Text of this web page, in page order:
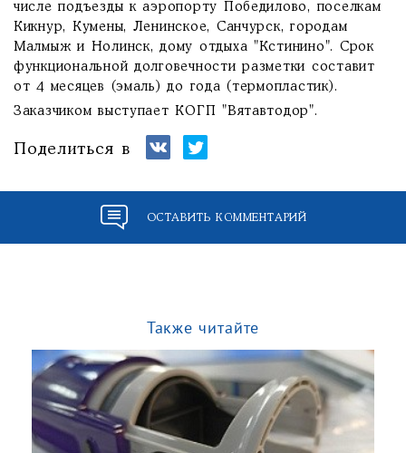
числе подъезды к аэропорту Победилово, поселкам
Кикнур, Кумены, Ленинское, Санчурск, городам
Малмыж и Нолинск, дому отдыха "Кстинино". Срок
функциональной долговечности разметки составит
от 4 месяцев (эмаль) до года (термопластик).
Заказчиком выступает КОГП "Вятавтодор".
Поделиться в
ОСТАВИТЬ КОММЕНТАРИЙ
Также читайте